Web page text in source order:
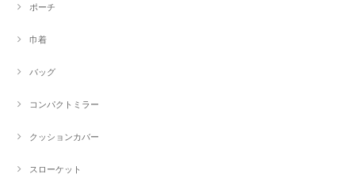
ポーチ
巾着
バッグ
コンパクトミラー
クッションカバー
スローケット